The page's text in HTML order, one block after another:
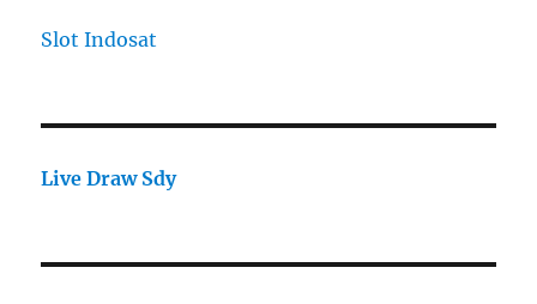
Slot Indosat
Live Draw Sdy